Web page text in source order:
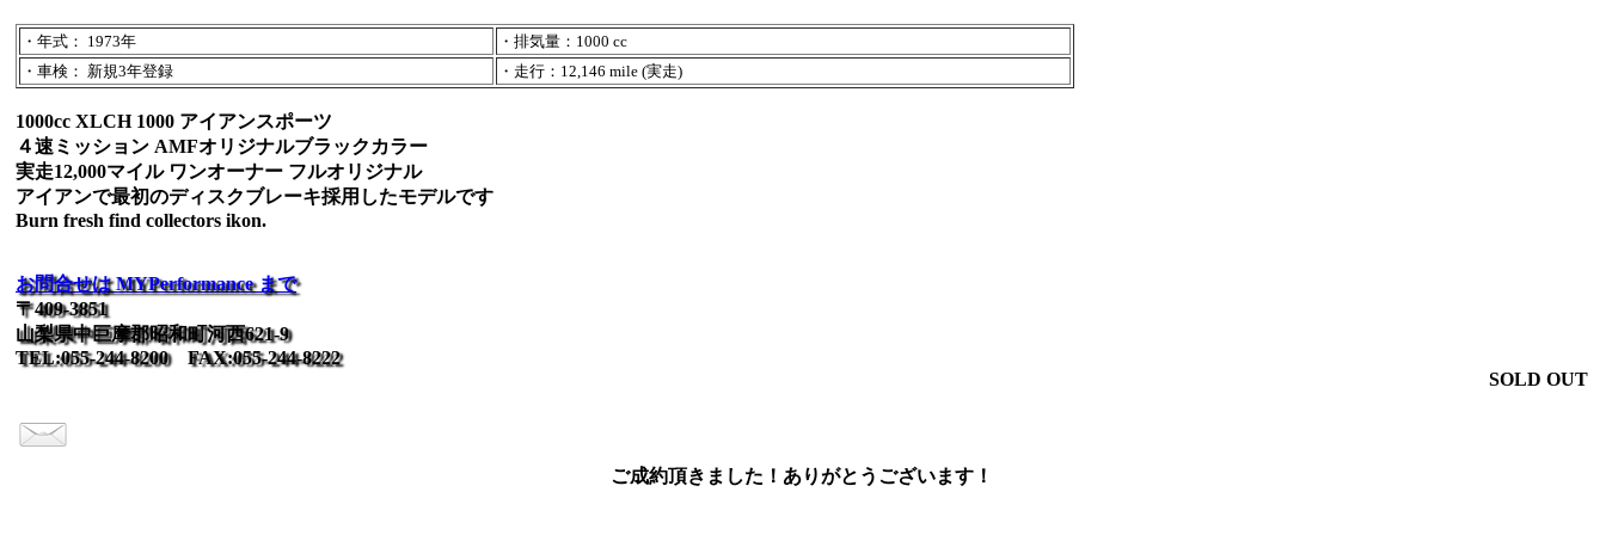
・年式： 1973年
・排気量：1000 cc
・車検： 新規3年登録
・走行：12,146 mile (実走)
1000cc XLCH 1000 アイアンスポーツ
４速ミッション AMFオリジナルブラックカラー
実走12,000マイル ワンオーナー フルオリジナル
アイアンで最初のディスクブレーキ採用したモデルです
Burn fresh find collectors ikon.
お問合せは MYPerformance まで
〒409-3851
山梨県中巨摩郡昭和町河西621-9
TEL:055-244-8200 FAX:055-244-8222
SOLD OUT
ご成約頂きました！ありがとうございます！